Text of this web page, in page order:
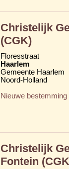
Christelijk
(CGK)
Floresstraat
Haarlem
Gemeente Haarlem
Noord-Holland
Nieuwe bestemming
Christelijk
Fontein